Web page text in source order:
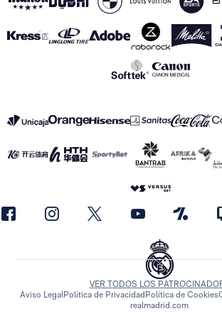
VER TODOS LOS
Aviso LegalPolítica de Privacidad Política de Cookies
realmadrid.com